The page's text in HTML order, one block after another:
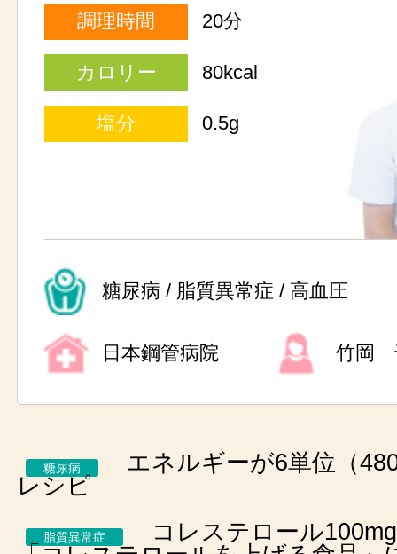
調理時間 20分
カロリー 80kcal
塩分 0.5g
糖尿病 / 脂質異常症 / 高血圧
日本鋼管病院 竹岡
糖尿病
エネルギーが6単位（
レシピ
脂質異常症
コレステロール